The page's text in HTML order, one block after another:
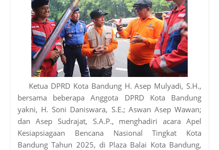
Ketua DPRD Kota Bandung H. Asep Mulyadi, S.H.,
bersama beberapa Anggota DPRD Kota Bandung
yakni, H. Soni Daniswara, S.E.; Aswan Asep Wawan;
dan Asep Sudrajat, S.A.P., menghadiri acara Apel
Kesiapsiagaan Bencana Nasional Tingkat Kota
Bandung Tahun 2025, di Plaza Balai Kota Bandung,